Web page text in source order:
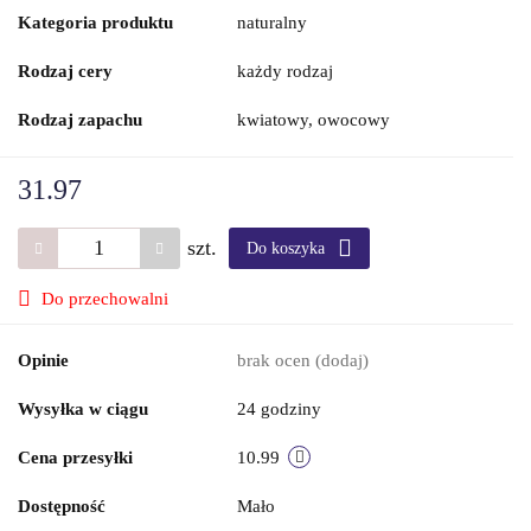
Kategoria produktu naturalny
Rodzaj cery każdy rodzaj
Rodzaj zapachu kwiatowy, owocowy
31.97
szt. Do koszyka
Do przechowalni
Opinie brak ocen (dodaj)
Wysyłka w ciągu 24 godziny
Cena przesyłki 10.99
Dostępność Mało